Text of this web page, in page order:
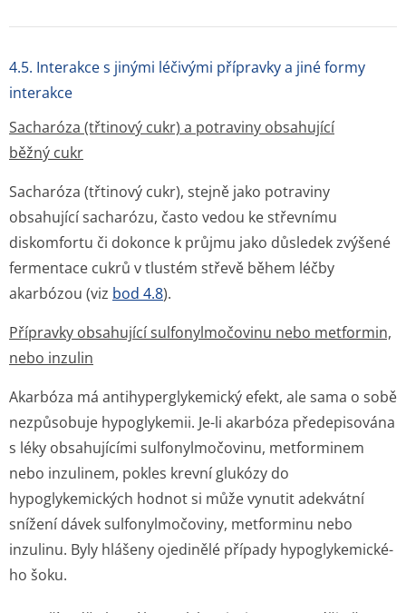
4.5. Interakce s jinými léčivými přípravky a jiné formy
interakce
Sacharóza (třtinový cukr) a potraviny obsahující
běžný cukr
Sacharóza (třtinový cukr), stejně jako potraviny
obsahující sacharózu, často vedou ke střevnímu
diskomfortu či dokonce k průjmu jako důsledek zvýšené
fermentace cukrů v tlustém střevě během léčby
akarbózou (viz bod 4.8).
Přípravky obsahující sulfonylmočovinu nebo metformin,
nebo inzulin
Akarbóza má antihyperglykemický efekt, ale sama o sobě
nezpůsobuje hypoglykemii. Je-li akarbóza předepisována
s léky obsahujícími sulfonylmočovinu, metforminem
nebo inzulinem, pokles krevní glukózy do
hypoglykemických hodnot si může vynutit adekvátní
snížení dávek sulfonylmočoviny, metforminu nebo
inzulinu. Byly hlášeny ojedinělé případy hypoglykemické­
ho šoku.